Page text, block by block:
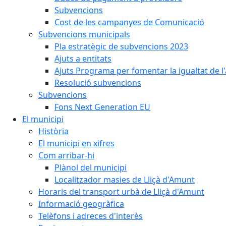
Subvencions
Cost de les campanyes de Comunicació
Subvencions municipals
Pla estratègic de subvencions 2023
Ajuts a entitats
Ajuts Programa per fomentar la igualtat de
Resolució subvencions
Subvencions
Fons Next Generation EU
El municipi
Història
El municipi en xifres
Com arribar-hi
Plànol del municipi
Localitzador masies de Lliçà d'Amunt
Horaris del transport urbà de Lliçà d'Amunt
Informació geogràfica
Telèfons i adreces d'interès